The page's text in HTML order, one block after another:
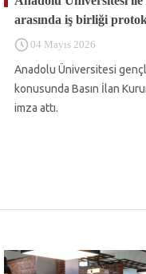
arasında iş birliği
04 Mayıs 2026
Anadolu Üniversitesi
konusunda Basın İlan
imza attı.